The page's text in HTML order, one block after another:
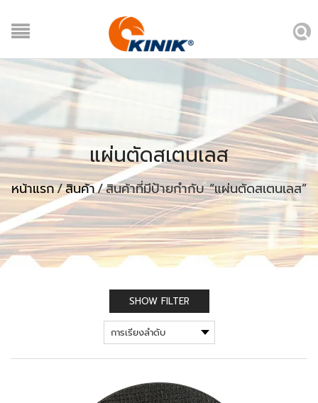
แผ่นตัดสเตนเลส
หน้าแรก/สินค้า/สินค้าที่มีป้ายกำกับ “แผ่นตัดสเตนเลส”
SHOW FILTER